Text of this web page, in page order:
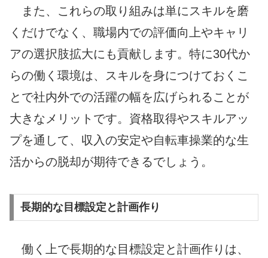
また、これらの取り組みは単にスキルを磨
くだけでなく、職場内での評価向上やキャリ
アの選択肢拡大にも貢献します。特に30代か
らの働く環境は、スキルを身につけておくこ
とで社内外での活躍の幅を広げられることが
大きなメリットです。資格取得やスキルアッ
プを通して、収入の安定や自転車操業的な生
活からの脱却が期待できるでしょう。
長期的な目標設定と計画作り
働く上で長期的な目標設定と計画作りは、